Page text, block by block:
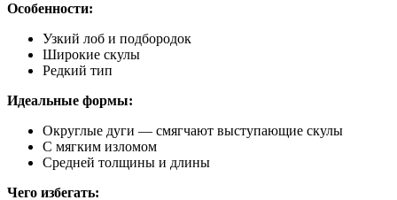
Особенности:
Узкий лоб и подбородок
Широкие скулы
Редкий тип
Идеальные формы:
Округлые дуги — смягчают выступающие скулы
С мягким изломом
Средней толщины и длины
Чего избегать: